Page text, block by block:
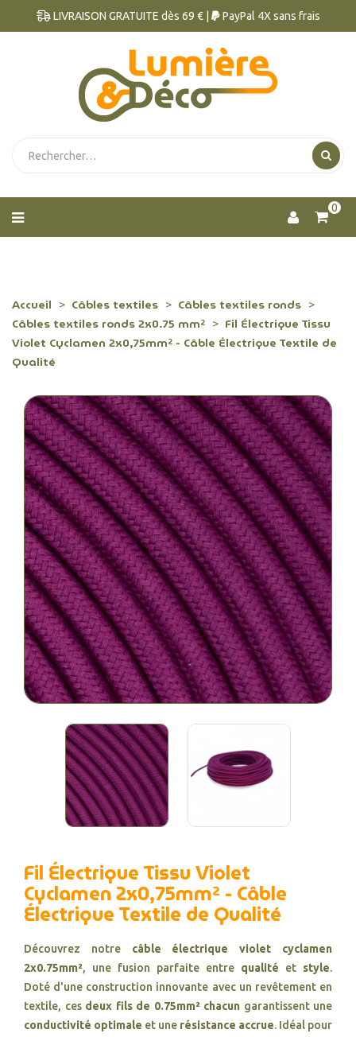
LIVRAISON GRATUITE dès 69 € | PayPal 4X sans frais
0
Accueil Câbles textiles
Câbles textiles ronds
Câbles textiles ronds 2x0.75 mm²
Fil Électrique Tissu
Violet Cyclamen 2x0,75mm² - Câble Électrique Textile de
Qualité
Fil Électrique Tissu Violet
Cyclamen 2x0,75mm² - Câble
Électrique Textile de Qualité
Découvrez notre câble électrique violet cyclamen
2x0.75mm², une fusion parfaite entre qualité et style.
Doté d'une construction innovante avec un revêtement en
textile, ces deux fils de 0.75mm² chacun garantissent une
conductivité optimale et une résistance accrue. Idéal pour